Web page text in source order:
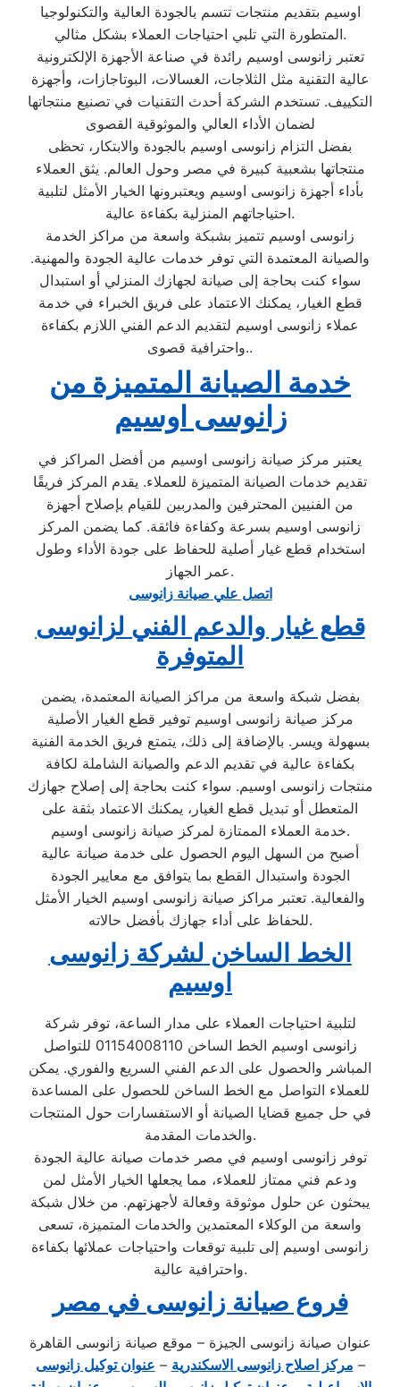
اوسيم بتقديم منتجات تتسم بالجودة العالية والتكنولوجيا
المتطورة التي تلبي احتياجات العملاء بشكل مثالي.
تعتبر زانوسى اوسيم رائدة في صناعة الأجهزة الإلكترونية
عالية التقنية مثل الثلاجات، الغسالات، البوتاجازات، وأجهزة
التكييف. تستخدم الشركة أحدث التقنيات في تصنيع منتجاتها
لضمان الأداء العالي والموثوقية القصوى
بفضل التزام زانوسى اوسيم بالجودة والابتكار، تحظى
منتجاتها بشعبية كبيرة في مصر وحول العالم. يثق العملاء
بأداء أجهزة زانوسى اوسيم ويعتبرونها الخيار الأمثل لتلبية
احتياجاتهم المنزلية بكفاءة عالية.
زانوسى اوسيم تتميز بشبكة واسعة من مراكز الخدمة
والصيانة المعتمدة التي توفر خدمات عالية الجودة والمهنية.
سواء كنت بحاجة إلى صيانة لجهازك المنزلي أو استبدال
قطع الغيار، يمكنك الاعتماد على فريق الخبراء في خدمة
عملاء زانوسى اوسيم لتقديم الدعم الفني اللازم بكفاءة
واحترافية قصوى..
خدمة الصيانة المتميزة من
زانوسى اوسيم
يعتبر مركز صيانة زانوسى اوسيم من أفضل المراكز في
تقديم خدمات الصيانة المتميزة للعملاء. يقدم المركز فريقًا
من الفنيين المحترفين والمدربين للقيام بإصلاح أجهزة
زانوسى اوسيم بسرعة وكفاءة فائقة. كما يضمن المركز
استخدام قطع غيار أصلية للحفاظ على جودة الأداء وطول
عمر الجهاز.
اتصل علي صيانة زانوسى
قطع غيار والدعم الفني لزانوسى
المتوفرة
بفضل شبكة واسعة من مراكز الصيانة المعتمدة، يضمن
مركز صيانة زانوسى اوسيم توفير قطع الغيار الأصلية
بسهولة ويسر. بالإضافة إلى ذلك، يتمتع فريق الخدمة الفنية
بكفاءة عالية في تقديم الدعم والصيانة الشاملة لكافة
منتجات زانوسى اوسيم. سواء كنت بحاجة إلى إصلاح جهازك
المتعطل أو تبديل قطع الغيار، يمكنك الاعتماد بثقة على
خدمة العملاء الممتازة لمركز صيانة زانوسى اوسيم.
أصبح من السهل اليوم الحصول على خدمة صيانة عالية
الجودة واستبدال القطع بما يتوافق مع معايير الجودة
والفعالية. تعتبر مراكز صيانة زانوسى اوسيم الخيار الأمثل
للحفاظ على أداء جهازك بأفضل حالاته.
الخط الساخن لشركة زانوسى
اوسيم
لتلبية احتياجات العملاء على مدار الساعة، توفر شركة
زانوسى اوسيم الخط الساخن 01154008110 للتواصل
المباشر والحصول على الدعم الفني السريع والفوري. يمكن
للعملاء التواصل مع الخط الساخن للحصول على المساعدة
في حل جميع قضايا الصيانة أو الاستفسارات حول المنتجات
والخدمات المقدمة.
توفر زانوسى اوسيم في مصر خدمات صيانة عالية الجودة
ودعم فني ممتاز للعملاء، مما يجعلها الخيار الأمثل لمن
يبحثون عن حلول موثوقة وفعالة لأجهزتهم. من خلال شبكة
واسعة من الوكلاء المعتمدين والخدمات المتميزة، تسعى
زانوسى اوسيم إلى تلبية توقعات واحتياجات عملائها بكفاءة
واحترافية عالية.
فروع صيانة زانوسى في مصر
عنوان صيانة زانوسى الجيزة – موقع صيانة زانوسى القاهرة
– مركز اصلاح زانوسى الاسكندرية – عنوان توكيل زانوسى